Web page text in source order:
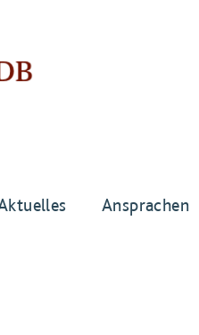
Ansprachen